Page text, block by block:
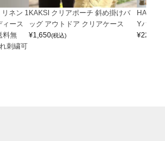
リネン 1
ース
料無
刺繍可
KAKSI クリアポーチ 斜め掛けバ
ッグ アウトドア クリアケース
¥1,650(税込)
Yバッグ
¥22,000